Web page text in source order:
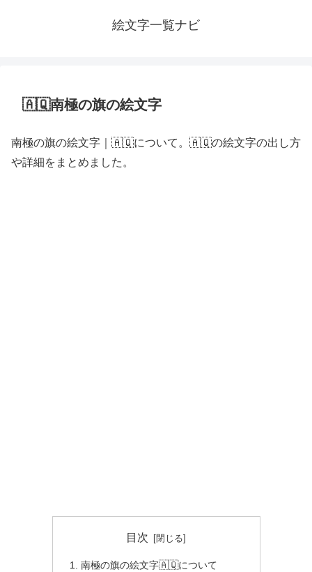
絵文字一覧ナビ
🇦🇶南極の旗の絵文字
南極の旗の絵文字｜🇦🇶について。🇦🇶の絵文字の出し方
や詳細をまとめました。
目次
南極の旗の絵文字🇦🇶について